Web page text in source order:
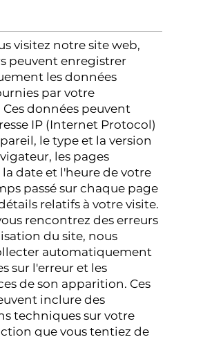
visitez notre site web,
peuvent enregistrer
les données
par votre
données peuvent
IP (Internet Protocol)
le type et la version
les pages
la date et l'heure de votre
passé sur chaque page
relatifs à votre visite.
rencontrez des erreurs
du site, nous
automatiquement
sur l'erreur et les
de son apparition. Ces
inclure des
techniques sur votre
que vous tentiez de